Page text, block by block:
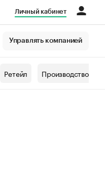
Личный кабинет
Управлять компанией
Ретейл Производство